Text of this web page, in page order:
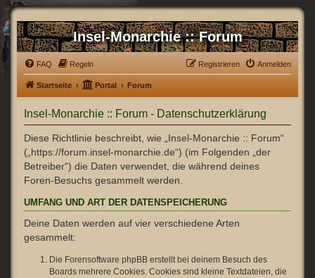
Insel-Monarchie :: Forum
FAQ Regeln Anmelden
Registrieren
Startseite Portal Forum
Insel-Monarchie :: Forum - Datenschutzerklärung
Diese Richtlinie beschreibt, wie „Insel-Monarchie :: Forum“
(„https://forum.insel-monarchie.de“) (im Folgenden „der
Betreiber“) die Daten verwendet, die während deines
Foren-Besuchs gesammelt werden.
UMFANG UND ART DER DATENSPEICHERUNG
Deine Daten werden auf vier verschiedene Arten
gesammelt:
Die Forensoftware phpBB erstellt bei deinem Besuch des
Boards mehrere Cookies. Cookies sind kleine Textdateien, die